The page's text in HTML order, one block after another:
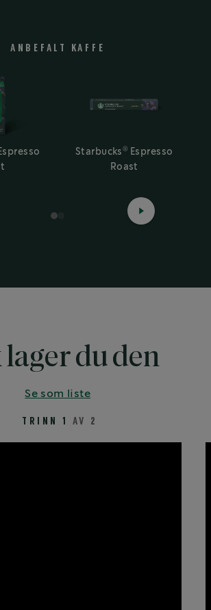
ANBEFALT KAFFE
Starbucks ®
Espresso
Roast
lager du den
Se som liste
TRINN 1 AV 2